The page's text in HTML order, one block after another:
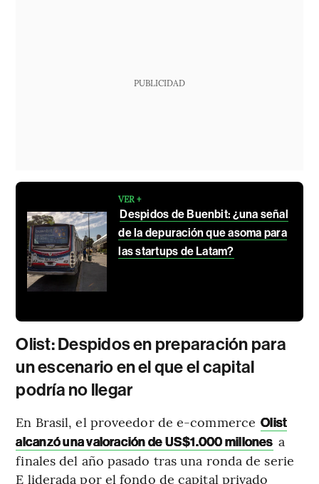
PUBLICIDAD
VER +
Despidos de Buenbit: ¿una señal
de la depuración que asoma para
las startups de Latam?
Olist: Despidos en preparación para
un escenario en el que el capital
podría no llegar
En Brasil, el proveedor de e-commerce Olist
alcanzó una valoración de US$1.000 millones a
finales del año pasado tras una ronda de serie
E liderada por el fondo de capital privado